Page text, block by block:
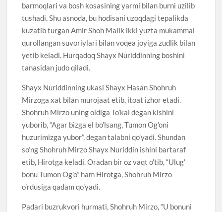
barmoqlari va bosh kosasining yarmi bilan burni uzilib
tushadi. Shu asnoda, bu hodisani uzoqdagi tepalikda
kuzatib turgan Amir Shoh Malik ikki yuzta mukammal
qurollangan suvoriylari bilan voqea joyiga zudlik bilan
yetib keladi. Hurqadoq Shayx Nuriddinning boshini
tanasidan judo qiladi.
Shayx Nuriddinning ukasi Shayx Hasan Shohruh
Mirzoga xat bilan murojaat etib, itoat izhor etadi.
Shohruh Mirzo uning oldiga To’kal degan kishini
yuborib, “Agar bizga el bo’lsang, Tumon Og’oni
huzurimizga yubor”, degan talabni qo’yadi. Shundan
so’ng Shohruh Mirzo Shayx Nuriddin ishini bartaraf
etib, Hirotga keladi. Oradan bir oz vaqt o’tib, “Ulug’
bonu Tumon Og’o” ham Hirotga, Shohruh Mirzo
o’rdusiga qadam qo’yadi.
Padari buzrukvori hurmati, Shohruh Mirzo, “U bonuni